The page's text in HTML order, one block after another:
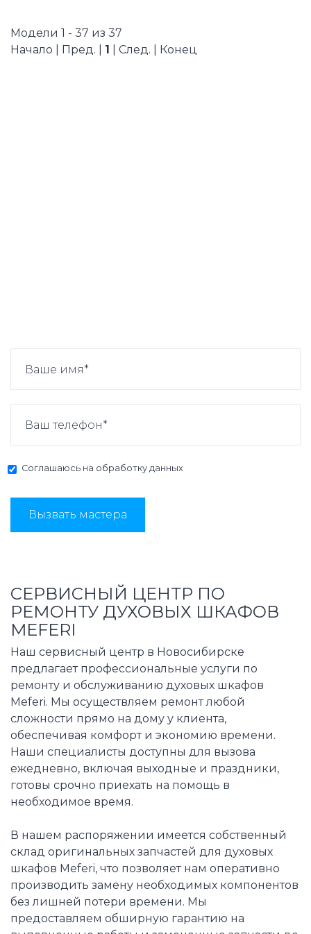
Модели 1 - 37 из 37
Начало | Пред. | 1 | След. | Конец
Соглашаюсь на обработку данных
Вызвать мастера
СЕРВИСНЫЙ ЦЕНТР ПО
РЕМОНТУ ДУХОВЫХ ШКАФОВ
MEFERI
Наш сервисный центр в Новосибирске
предлагает профессиональные услуги по
ремонту и обслуживанию духовых шкафов
Meferi. Мы осуществляем ремонт любой
сложности прямо на дому у клиента,
обеспечивая комфорт и экономию времени.
Наши специалисты доступны для вызова
ежедневно, включая выходные и праздники,
готовы срочно приехать на помощь в
необходимое время.
В нашем распоряжении имеется собственный
склад оригинальных запчастей для духовых
шкафов Meferi, что позволяет нам оперативно
производить замену необходимых компонентов
без лишней потери времени. Мы
предоставляем обширную гарантию на